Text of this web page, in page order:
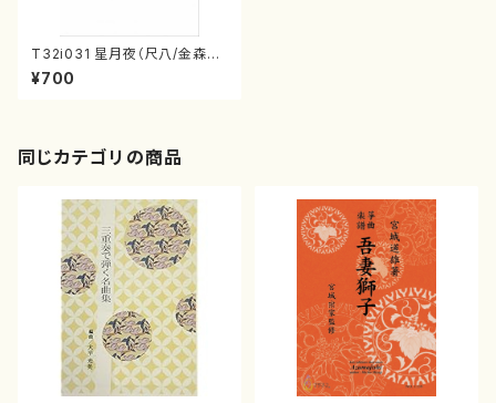
T32i031 星月夜（尺八/金森高
山/楽譜）都山流公刊楽譜曲番：
30
¥700
同じカテゴリの商品